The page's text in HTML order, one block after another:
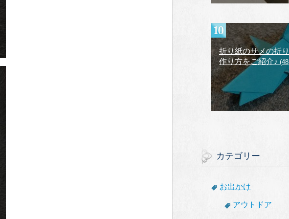
折り紙のサメの折
作り方をご紹介♪
カテゴリー
お出かけ
アウトドア